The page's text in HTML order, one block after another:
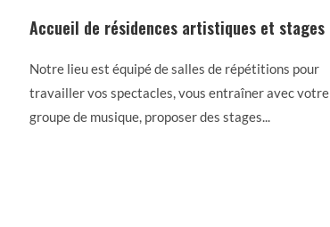
Accueil de résidences artistiques et stages
Notre lieu est équipé de salles de répétitions pour
travailler vos spectacles, vous entraîner avec votre
groupe de musique, proposer des stages...